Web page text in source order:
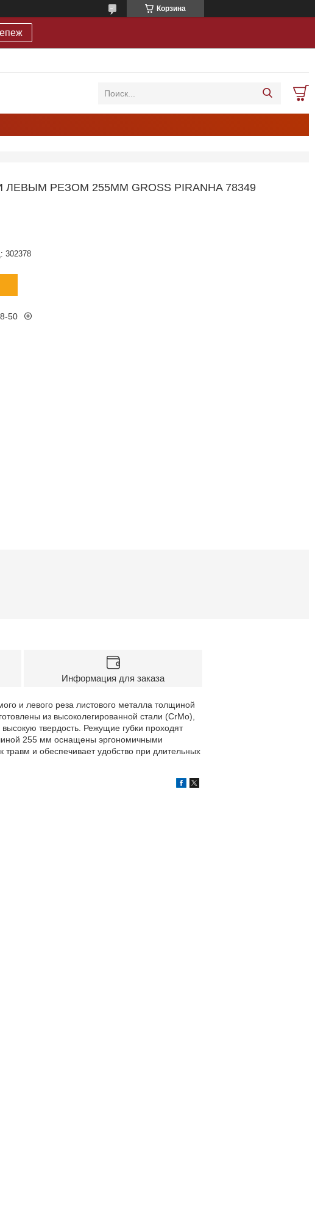
Корзина
РЕЗОМ 255ММ GROSS PIRANHA 78349
302378
50
Информация для заказа
и левого реза листового металла толщиной
из высоколегированной стали (CrMo),
твердость. Режущие губки проходят
255 мм оснащены эргономичными
и обеспечивает удобство при длительных